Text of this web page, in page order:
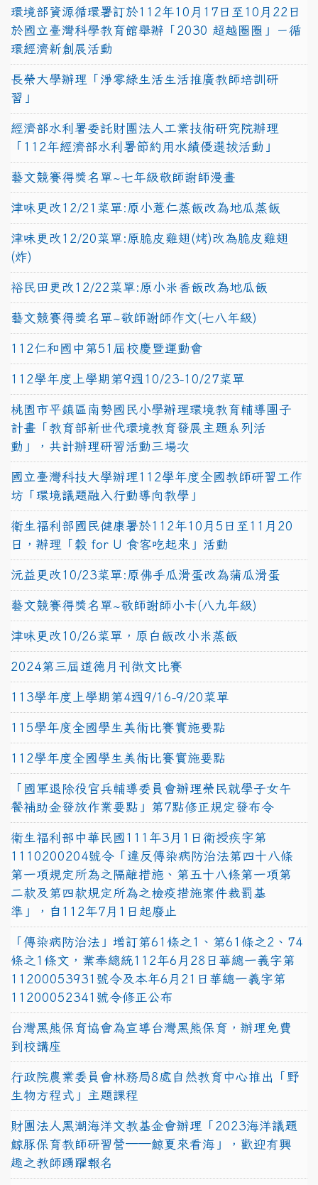
環境部資源循環署訂於112年10月17日至10月22日
於國立臺灣科學教育館舉辦「2030 超越圈圈」－循
環經濟新創展活動
長榮大學辦理「淨零綠生活生活推廣教師培訓研
習」
經濟部水利署委託財團法人工業技術研究院辦理
「112年經濟部水利署節約用水績優選拔活動」
藝文競賽得獎名單~七年級敬師謝師漫畫
津味更改12/21菜單:原小薏仁蒸飯改為地瓜蒸飯
津味更改12/20菜單:原脆皮雞翅(烤)改為脆皮雞翅
(炸)
裕民田更改12/22菜單:原小米香飯改為地瓜飯
藝文競賽得獎名單~敬師謝師作文(七八年級)
112仁和國中第51屆校慶暨運動會
112學年度上學期第9週10/23-10/27菜單
桃園市平鎮區南勢國民小學辦理環境教育輔導團子
計畫「教育部新世代環境教育發展主題系列活
動」，共計辦理研習活動三場次
國立臺灣科技大學辦理112學年度全國教師研習工作
坊「環境議題融入行動導向教學」
衛生福利部國民健康署於112年10月5日至11月20
日，辦理「穀 for U 食客吃起來」活動
沅益更改10/23菜單:原佛手瓜滑蛋改為蒲瓜滑蛋
藝文競賽得獎名單~敬師謝師小卡(八九年級)
津味更改10/26菜單，原白飯改小米蒸飯
2024第三屆道德月刊徵文比賽
113學年度上學期第4週9/16-9/20菜單
115學年度全國學生美術比賽實施要點
112學年度全國學生美術比賽實施要點
「國軍退除役官兵輔導委員會辦理榮民就學子女午
餐補助金發放作業要點」第7點修正規定發布令
衛生福利部中華民國111年3月1日衛授疾字第
1110200204號令「違反傳染病防治法第四十八條
第一項規定所為之隔離措施、第五十八條第一項第
二款及第四款規定所為之檢疫措施案件裁罰基
準」，自112年7月1日起廢止
「傳染病防治法」增訂第61條之1、第61條之2、74
條之1條文，業奉總統112年6月28日華總一義字第
11200053931號令及本年6月21日華總一義字第
11200052341號令修正公布
台灣黑熊保育協會為宣導台灣黑熊保育，辦理免費
到校講座
行政院農業委員會林務局8處自然教育中心推出「野
生物方程式」主題課程
財團法人黑潮海洋文教基金會辦理「2023海洋議題
鯨豚保育教師研習營──鯨夏來看海」，歡迎有興
趣之教師踴躍報名